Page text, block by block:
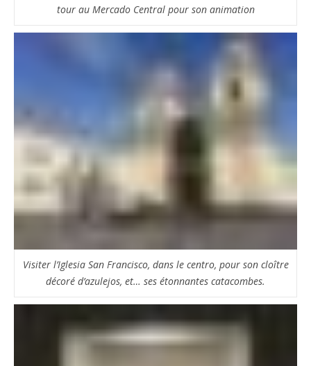
tour au Mercado Central pour son animation
Visiter l’Iglesia San Francisco, dans le centro, pour son cloître
décoré d’azulejos, et… ses étonnantes catacombes.